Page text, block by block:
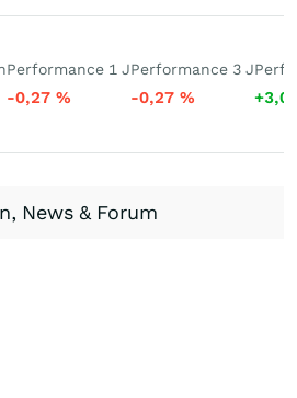
Performance 1 J
-0,27 %
Performance 3 J
-0,27 %
News & Forum